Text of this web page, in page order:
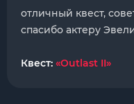
отличный квест,
спасибо актеру
Квест: «Outlast II»